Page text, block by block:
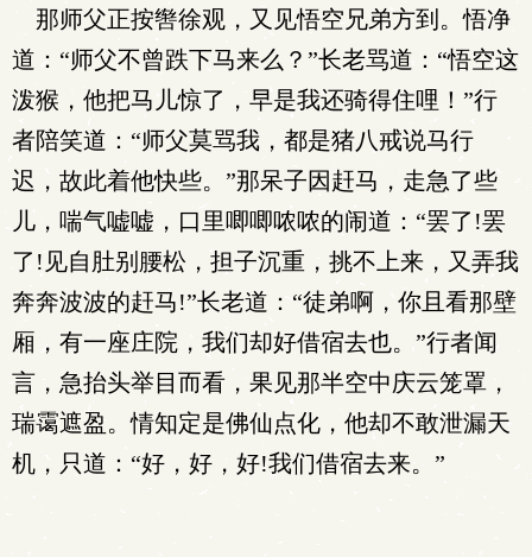
那师父正按辔徐观，又见悟空兄弟方到。悟净
道：“师父不曾跌下马来么？”长老骂道：“悟空这
泼猴，他把马儿惊了，早是我还骑得住哩！”行
者陪笑道：“师父莫骂我，都是猪八戒说马行
迟，故此着他快些。”那呆子因赶马，走急了些
儿，喘气嘘嘘，口里唧唧哝哝的闹道：“罢了!罢
了!见自肚别腰松，担子沉重，挑不上来，又弄我
奔奔波波的赶马!”长老道：“徒弟啊，你且看那壁
厢，有一座庄院，我们却好借宿去也。”行者闻
言，急抬头举目而看，果见那半空中庆云笼罩，
瑞霭遮盈。情知定是佛仙点化，他却不敢泄漏天
机，只道：“好，好，好!我们借宿去来。”